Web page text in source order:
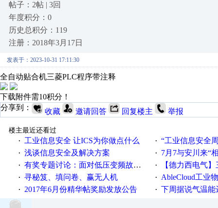
帖子：2帖 | 3回
年度积分：0
历史总积分：119
注册：2018年3月17日
发表于：2023-10-31 17:11:30
全自动贴合机三菱PLC程序带注释
下载附件需10积分！
分享到：
收藏 邀请回答 回复楼主 举报
楼主最近还看过
·
工业信息安全 让ICS为你做点什么 · “工业信息安全周之我见”
· 浅谈信息安全及解决方案 · 7月7与安川来“
· 有奖专题讨论：面对低压变频故障，老手是这样解决的！ · 【德力西电气】三
· 寻秘笈、填问卷、赢无人机 · AbleCloud工业物联
· 2017年6月份精华帖奖励发放公告 · 下周据说气温能